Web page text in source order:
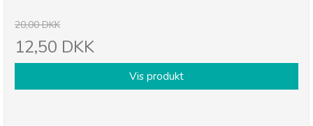
20,00 DKK
12,50 DKK
Vis produkt